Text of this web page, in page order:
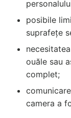
posibile
suprafețe
ouăle sau
complet;
camera a